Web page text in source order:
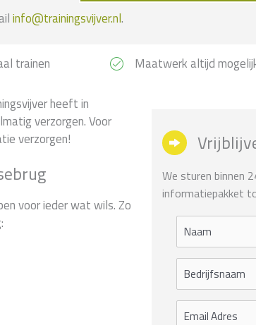
info@trainingsvijver.nl.
trainen Maatwerk altijd
heeft in
verzorgen. Voor
verzorgen!
voor ieder wat wils. Zo
We sturen binnen
informatiepakket